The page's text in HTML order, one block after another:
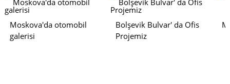
Moskova'da otomobil
galerisi
Bolşevik Bulvar' da Ofis
Projemiz